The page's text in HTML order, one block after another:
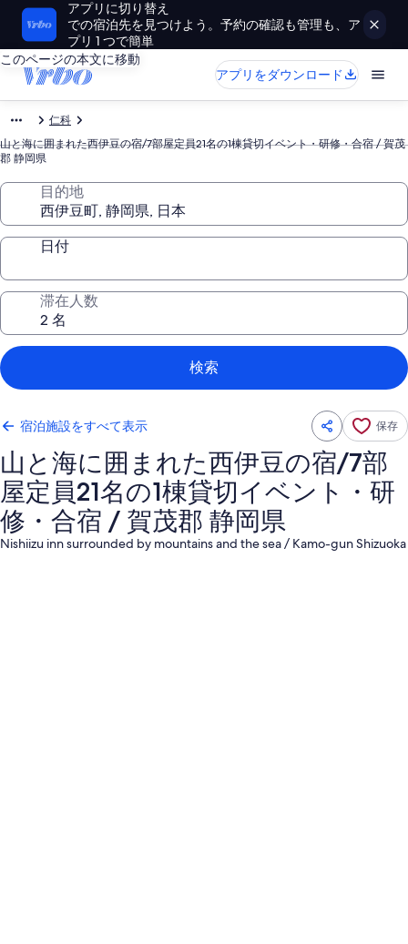
アプリに切り替え
での宿泊先を見つけよう。予約の確認も管理も、ア
プリ 1 つで簡単
このページの本文に移動
アプリをダウンロード
仁科
山と海に囲まれた西伊豆の宿/7部屋定員21名の1棟貸切イベント・研修・合宿 / 賀茂
郡 静岡県
目的地
日付
滞在人数
検索
宿泊施設をすべて表示 保存
山と海に囲まれた西伊豆の宿/7部
屋定員21名の1棟貸切イベント・研
修・合宿 / 賀茂郡 静岡県
Nishiizu inn surrounded by mountains and the sea / Kamo-gun Shizuoka